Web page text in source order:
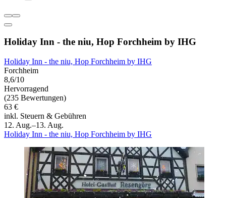
Holiday Inn - the niu, Hop Forchheim by IHG
Holiday Inn - the niu, Hop Forchheim by IHG
Forchheim
8,6/10
Hervorragend
(235 Bewertungen)
63 €
inkl. Steuern & Gebühren
12. Aug.–13. Aug.
Holiday Inn - the niu, Hop Forchheim by IHG